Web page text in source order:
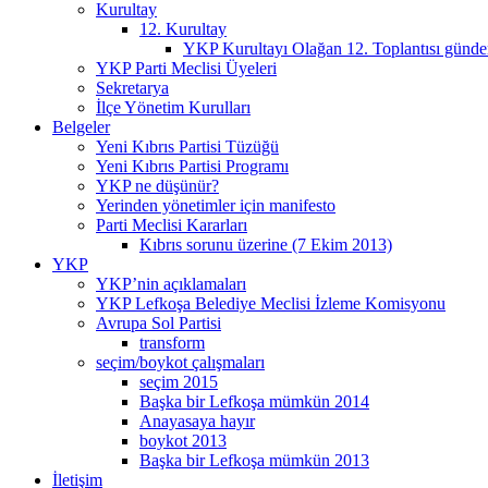
Kurultay
12. Kurultay
YKP Kurultayı Olağan 12. Toplantısı
YKP Parti Meclisi Üyeleri
Sekretarya
İlçe Yönetim Kurulları
Belgeler
Yeni Kıbrıs Partisi Tüzüğü
Yeni Kıbrıs Partisi Programı
YKP ne düşünür?
Yerinden yönetimler için manifesto
Parti Meclisi Kararları
Kıbrıs sorunu üzerine (7 Ekim 2013)
YKP
YKP’nin açıklamaları
YKP Lefkoşa Belediye Meclisi İzleme Komisyonu
Avrupa Sol Partisi
transform
seçim/boykot çalışmaları
seçim 2015
Başka bir Lefkoşa mümkün 2014
Anayasaya hayır
boykot 2013
Başka bir Lefkoşa mümkün 2013
İletişim